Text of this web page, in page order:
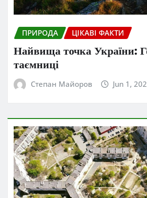
ПРИРОДА ЦІКАВІ ФАКТИ
Найвища точка України:
таємниці
Степан Майоров Jun 1,